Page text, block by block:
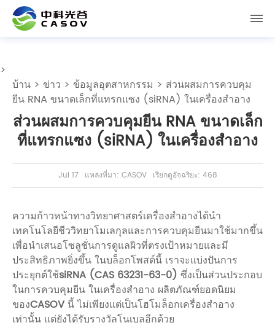
>
บ้าน > ข่าว > ข้อมูลอุตสาหกรรม > ส่วนผสมการควบคุม
ยีน RNA ขนาดเล็กที่แทรกแซง (siRNA) ในเครื่องสำอาง
ส่วนผสมการควบคุมยีน RNA ขนาดเล็ก
ที่แทรกแซง (siRNA) ในเครื่องสำอาง
Jul 17 แหล่งที่มา: CASOV เรียกดูอัจฉริยะ: 468
ความก้าวหน้าทางวิทยาศาสตร์เครื่องสำอางได้นำ
เทคโนโลยีชีววิทยาโมเลกุลและการควบคุมยีนมาใช้มากขึ้น
เพื่อนำเสนอโซลูชั่นการดูแลผิวที่ตรงเป้าหมายและมี
ประสิทธิภาพยิ่งขึ้น ในบล็อกโพสต์นี้ เราจะแบ่งปันการ
ประยุกต์ใช้siRNA (CAS 63231-63-0) ซึ่งเป็นส่วนประกอบ
ในการควบคุมยีน ในเครื่องสำอาง ผลิตภัณฑ์ยอดนิยม
ของCASOV นี้ ไม่เพียงแต่เป็นโฮโมล็อกเครื่องสำอาง
เท่านั้น แต่ยังได้รับรางวัลโนเบลอีกด้วย